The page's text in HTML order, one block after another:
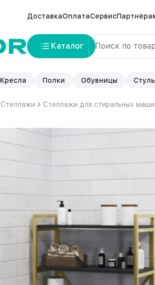
ДоставкаОплатаСервис
Каталог
Кресла Полки Обувницы
Стеллажи Стеллажи для стиральных